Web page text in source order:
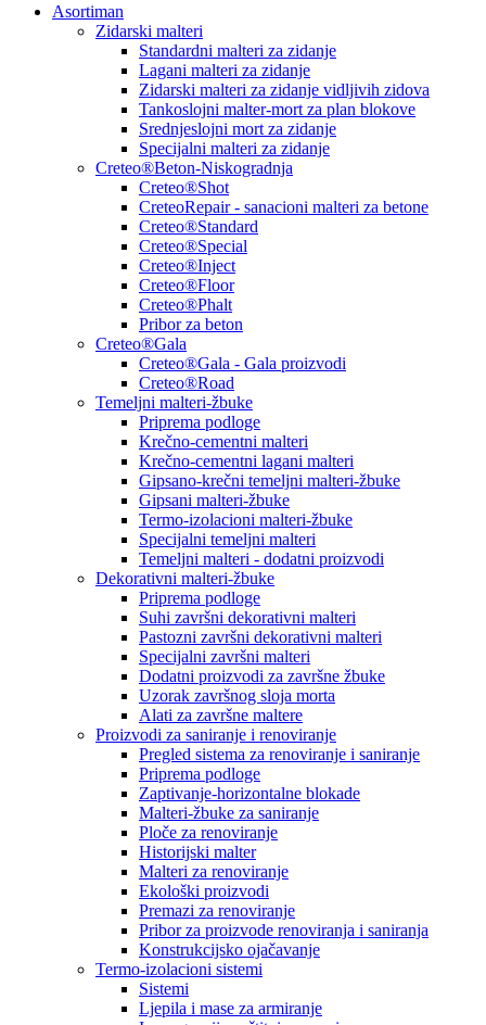
Asortiman
Zidarski malteri
Standardni malteri za zidanje
Lagani malteri za zidanje
Zidarski malteri za zidanje vidljivih zidova
Tankoslojni malter-mort za plan blokove
Srednjeslojni mort za zidanje
Specijalni malteri za zidanje
Creteo®Beton-Niskogradnja
Creteo®Shot
CreteoRepair - sanacioni malteri za betone
Creteo®Standard
Creteo®Special
Creteo®Inject
Creteo®Floor
Creteo®Phalt
Pribor za beton
Creteo®Gala
Creteo®Gala - Gala proizvodi
Creteo®Road
Temeljni malteri-žbuke
Priprema podloge
Krečno-cementni malteri
Krečno-cementni lagani malteri
Gipsano-krečni temeljni malteri-žbuke
Gipsani malteri-žbuke
Termo-izolacioni malteri-žbuke
Specijalni temeljni malteri
Temeljni malteri - dodatni proizvodi
Dekorativni malteri-žbuke
Priprema podloge
Suhi završni dekorativni malteri
Pastozni završni dekorativni malteri
Specijalni završni malteri
Dodatni proizvodi za završne žbuke
Uzorak završnog sloja morta
Alati za završne maltere
Proizvodi za saniranje i renoviranje
Pregled sistema za renoviranje i saniranje
Priprema podloge
Zaptivanje-horizontalne blokade
Malteri-žbuke za saniranje
Ploče za renoviranje
Historijski malter
Malteri za renoviranje
Ekološki proizvodi
Premazi za renoviranje
Pribor za proizvode renoviranja i saniranja
Konstrukcijsko ojačavanje
Termo-izolacioni sistemi
Sistemi
Ljepila i mase za armiranje